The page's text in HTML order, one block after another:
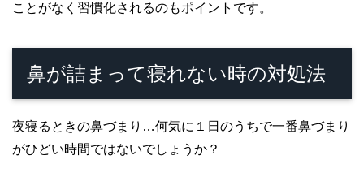
ことがなく習慣化されるのもポイントです。
鼻が詰まって寝れない時の対処法
夜寝るときの鼻づまり…何気に１日のうちで一番鼻づまり
がひどい時間ではないでしょうか？